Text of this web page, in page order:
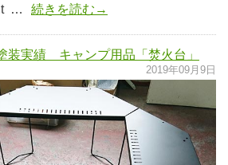
…
続きを読む→
装実績 キャンプ用品「焚火台」
2019年09月9日